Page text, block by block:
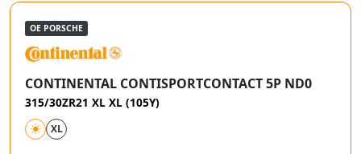
OE PORSCHE
CONTINENTAL CONTISPORTCONTACT 5P ND0
315/30ZR21 XL XL (105Y)
XL